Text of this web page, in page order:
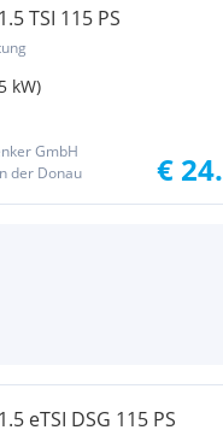
TSI 115 PS
kW)
GmbH
der Donau
€
eTSI DSG 115 PS